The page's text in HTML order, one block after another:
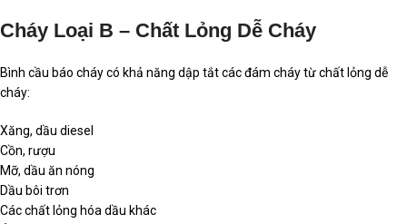
Cháy Loại B – Chất Lỏng Dễ Cháy
Bình cầu báo cháy có khả năng dập tắt các đám cháy từ chất lỏng dễ
cháy:
Xăng, dầu diesel
Cồn, rượu
Mỡ, dầu ăn nóng
Dầu bôi trơn
Các chất lỏng hóa dầu khác